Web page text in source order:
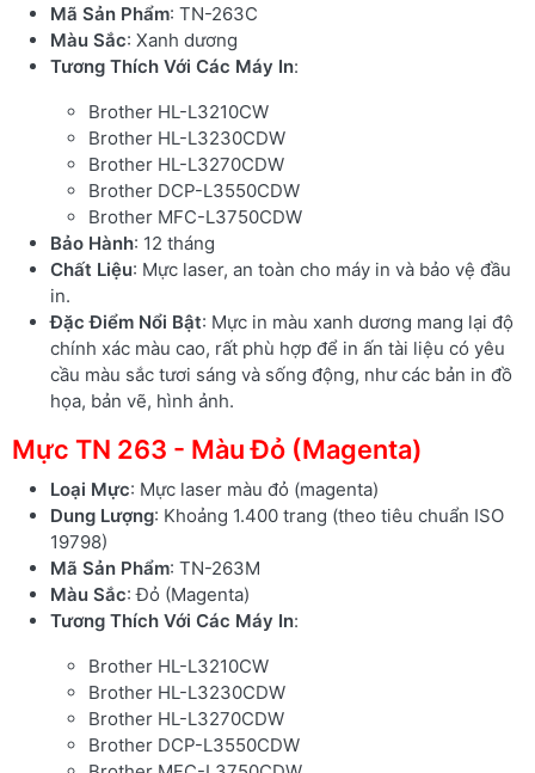
Mã Sản Phẩm: TN-263C
Màu Sắc: Xanh dương
Tương Thích Với Các Máy In:
Brother HL-L3210CW
Brother HL-L3230CDW
Brother HL-L3270CDW
Brother DCP-L3550CDW
Brother MFC-L3750CDW
Bảo Hành: 12 tháng
Chất Liệu: Mực laser, an toàn cho máy in và bảo vệ đầu
in.
Đặc Điểm Nổi Bật: Mực in màu xanh dương mang lại độ
chính xác màu cao, rất phù hợp để in ấn tài liệu có yêu
cầu màu sắc tươi sáng và sống động, như các bản in đồ
họa, bản vẽ, hình ảnh.
Mực TN 263 - Màu Đỏ (Magenta)
Loại Mực: Mực laser màu đỏ (magenta)
Dung Lượng: Khoảng 1.400 trang (theo tiêu chuẩn ISO
19798)
Mã Sản Phẩm: TN-263M
Màu Sắc: Đỏ (Magenta)
Tương Thích Với Các Máy In:
Brother HL-L3210CW
Brother HL-L3230CDW
Brother HL-L3270CDW
Brother DCP-L3550CDW